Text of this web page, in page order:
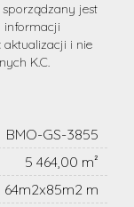
jest
informacji
aktualizacji i nie
K.C.
BMO-GS-3855
5 464,00 m²
64m2x85m2 m